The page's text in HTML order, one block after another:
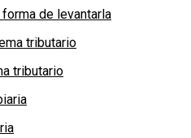
de levantarla
tributario